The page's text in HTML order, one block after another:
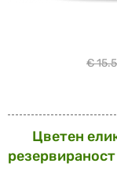
€
Цветен